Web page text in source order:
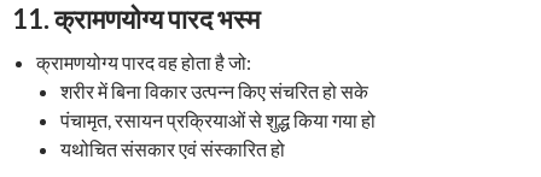
11.क्रामणयोग्य पारद भस्म
क्रामणयोग्य पारद वह होता है जो:
शरीर में बिना विकार उत्पन्न किए संचरित हो सके
पंचामृत, रसायन प्रक्रियाओं से शुद्ध किया गया हो
यथोचित संसकार एवं संस्कारित हो